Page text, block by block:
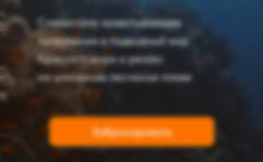
Забронировать
Совместите захватывающее
погружение в подводный мир
Красного моря и релакс
на шикарном песчаном пляже